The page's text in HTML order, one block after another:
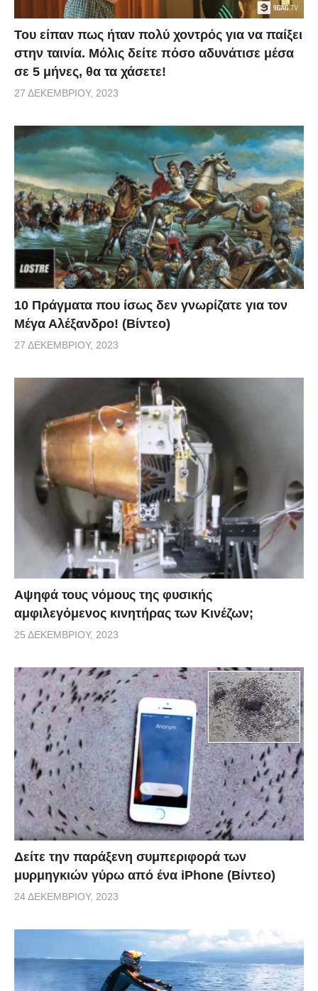
Του είπαν πως ήταν πολύ χοντρός για να παίξει
στην ταινία. Μόλις δείτε πόσο αδυνάτισε μέσα
σε 5 μήνες, θα τα χάσετε!
27 ΔΕΚΕΜΒΡΊΟΥ, 2023
10 Πράγματα που ίσως δεν γνωρίζατε για τον
Μέγα Αλέξανδρο! (Βίντεο)
27 ΔΕΚΕΜΒΡΊΟΥ, 2023
Αψηφά τους νόμους της φυσικής
αμφιλεγόμενος κινητήρας των Κινέζων;
25 ΔΕΚΕΜΒΡΊΟΥ, 2023
Δείτε την παράξενη συμπεριφορά των
μυρμηγκιών γύρω από ένα iPhone (Βίντεο)
24 ΔΕΚΕΜΒΡΊΟΥ, 2023